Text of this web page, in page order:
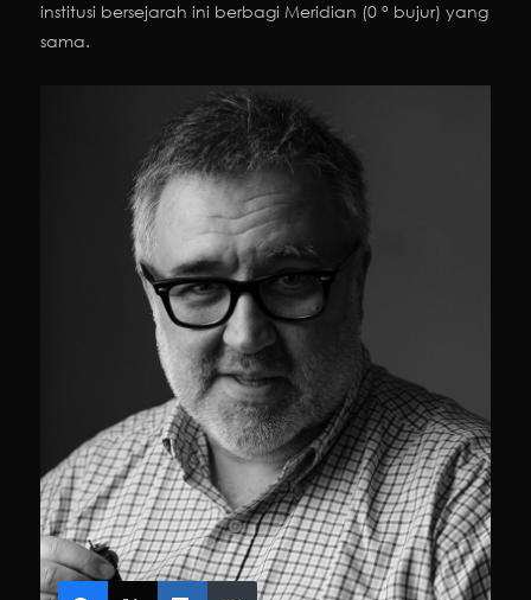
institusi bersejarah ini berbagi Meridian (0 ° bujur) yang
sama.